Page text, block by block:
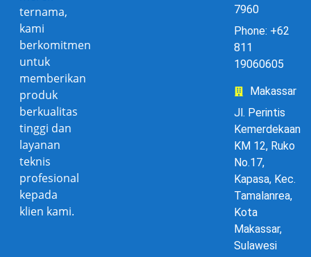
ternama,
kami
berkomitmen
untuk
memberikan
produk
berkualitas
tinggi dan
layanan
teknis
profesional
kepada
klien kami.
7960
Phone: +62
811
19060605
Makassar
Jl. Perintis
Kemerdekaan
KM 12, Ruko
No.17,
Kapasa, Kec.
Tamalanrea,
Kota
Makassar,
Sulawesi